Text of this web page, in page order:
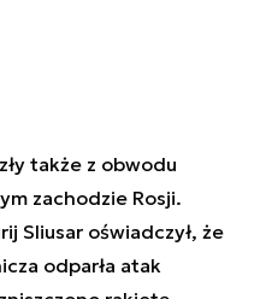
także z obwodu
zachodzie Rosji.
Sliusar oświadczył, że
odparła atak